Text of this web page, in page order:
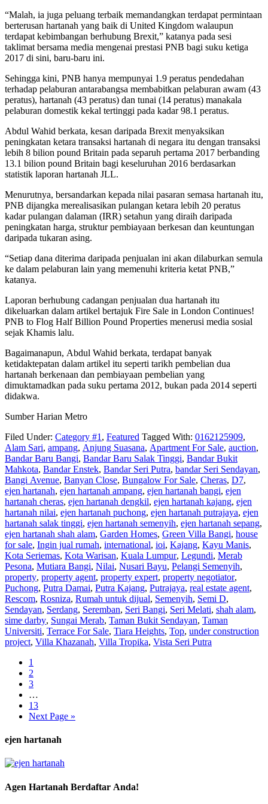
“Malah, ia juga peluang terbaik memandangkan terdapat permintaan
berterusan hartanah yang baik di United Kingdom walaupun
terdapat kebimbangan berhubung Brexit,” katanya pada sesi
taklimat bersama media mengenai prestasi PNB bagi suku ketiga
2017 di sini, baru-baru ini.
Sehingga kini, PNB hanya mempunyai 1.9 peratus pendedahan
terhadap pelaburan antarabangsa membabitkan pelaburan awam (43
peratus), hartanah (43 peratus) dan tunai (14 peratus) manakala
pelaburan domestik kekal tertinggi pada kadar 98.1 peratus.
Abdul Wahid berkata, kesan daripada Brexit menyaksikan
peningkatan ketara transaksi hartanah di negara itu dengan transaksi
lebih 8 bilion pound Britain pada separuh pertama 2017 berbanding
13.1 bilion pound Britain bagi keseluruhan 2016 berdasarkan
statistik laporan hartanah JLL.
Menurutnya, bersandarkan kepada nilai pasaran semasa hartanah itu,
PNB dijangka merealisasikan pulangan ketara lebih 20 peratus
kadar pulangan dalaman (IRR) setahun yang diraih daripada
peningkatan harga, struktur pembiayaan berkesan dan keuntungan
daripada tukaran asing.
“Setiap dana diterima daripada penjualan ini akan dilaburkan semula
ke dalam pelaburan lain yang memenuhi kriteria ketat PNB,”
katanya.
Laporan berhubung cadangan penjualan dua hartanah itu
dikeluarkan dalam artikel bertajuk Fire Sale in London Continues!
PNB to Flog Half Billion Pound Properties menerusi media sosial
sejak Khamis lalu.
Bagaimanapun, Abdul Wahid berkata, terdapat banyak
ketidaktepatan dalam artikel itu seperti tarikh pembelian dua
hartanah berkenaan dan pembiayaan pembelian yang
dimuktamadkan pada suku pertama 2012, bukan pada 2014 seperti
didakwa.
Sumber Harian Metro
Filed Under: Category #1 , Featured Tagged With: 0162125909,
Alam Sari, ampang, Anjung Suasana, Apartment For Sale, auction,
Bandar Baru Bangi, Bandar Baru Salak Tinggi, Bandar Bukit
Mahkota, Bandar Enstek, Bandar Seri Putra, bandar Seri Sendayan,
Bangi Avenue, Banyan Close, Bungalow For Sale, Cheras, D7,
ejen hartanah, ejen hartanah ampang, ejen hartanah bangi, ejen
hartanah cheras, ejen hartanah dengkil, ejen hartanah kajang, ejen
hartanah nilai, ejen hartanah puchong, ejen hartanah putrajaya, ejen
hartanah salak tinggi, ejen hartanah semenyih, ejen hartanah sepang,
ejen hartanah shah alam, Garden Homes, Green Villa Bangi, house
for sale, Ingin jual rumah, international, ioi, Kajang, Kayu Manis,
Kota Seriemas, Kota Warisan, Kuala Lumpur, Legundi, Merab
Pesona, Mutiara Bangi, Nilai, Nusari Bayu, Pelangi Semenyih,
property, property agent, property expert, property negotiator,
Puchong, Putra Damai, Putra Kajang, Putrajaya, real estate agent,
Rescom, Rosniza, Rumah untuk dijual, Semenyih, Semi D,
Sendayan, Serdang, Seremban, Seri Bangi, Seri Melati, shah alam,
sime darby, Sungai Merab, Taman Bukit Sendayan, Taman
Universiti, Terrace For Sale, Tiara Heights, Top, under construction
project, Villa Khazanah, Villa Tropika, Vista Seri Putra
1
2
3
…
13
Next Page »
ejen hartanah
Agen Hartanah Berdaftar Anda!